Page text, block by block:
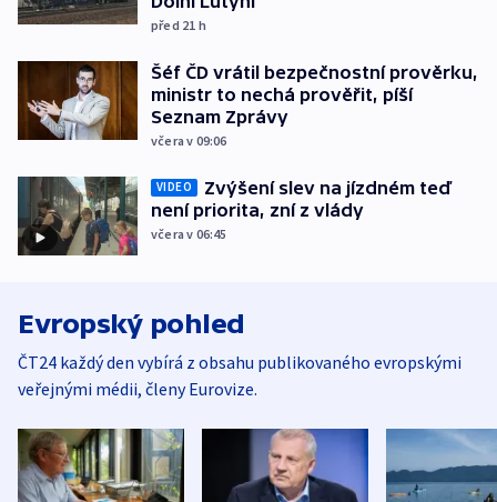
před 21 h
Šéf ČD vrátil bezpečnostní prověrku,
ministr to nechá prověřit, píší
Seznam Zprávy
včera v 09:06
VIDEO
Zvýšení slev na jízdném teď
není priorita, zní z vlády
včera v 06:45
Evropský pohled
ČT24 každý den vybírá z obsahu publikovaného evropskými
veřejnými médii, členy Eurovize.